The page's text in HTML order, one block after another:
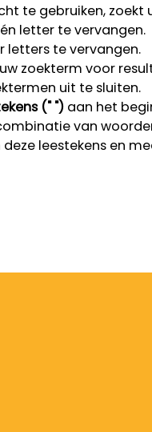
te gebruiken, zoekt
letter te vervangen.
letters te vervangen.
zoekterm voor
uit te sluiten.
(" ") aan het
van
leestekens en